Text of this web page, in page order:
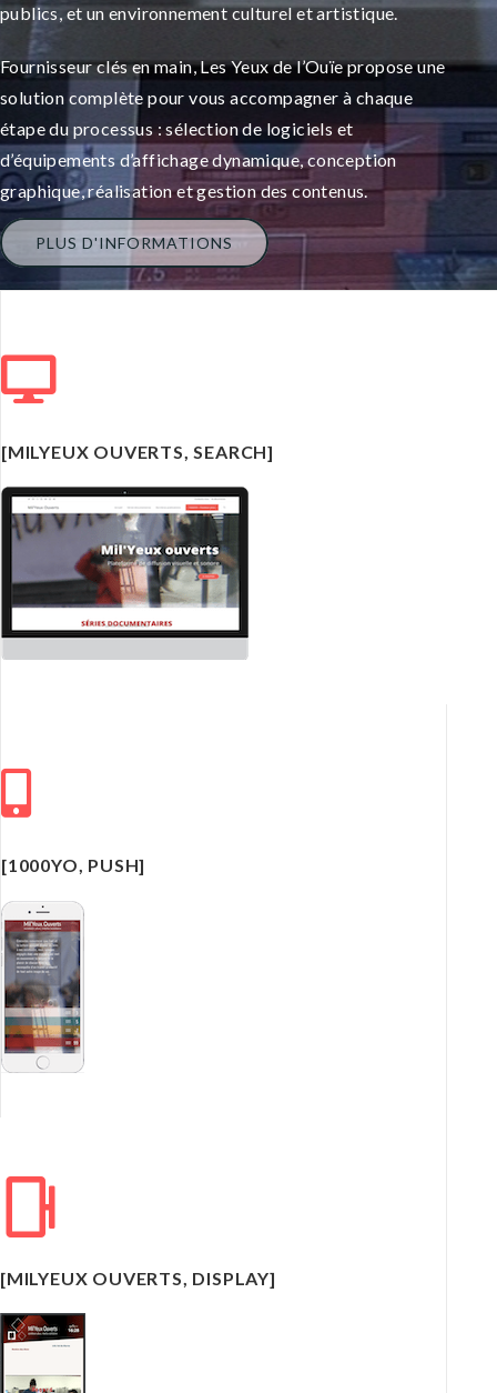
publics, et un environnement culturel et artistique.
Fournisseur clés en main, Les Yeux de l’Ouïe propose une
solution complète pour vous accompagner à chaque
étape du processus : sélection de logiciels et
d’équipements d’affichage dynamique, conception
graphique, réalisation et gestion des contenus.
PLUS D'INFORMATIONS
[MILYEUX OUVERTS, SEARCH]
[1000YO, PUSH]
[MILYEUX OUVERTS, DISPLAY]